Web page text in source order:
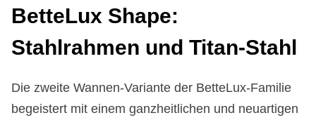
Bet­te­Lux Shape:
Stahl­rah­men und Ti­tan-Stahl
Die zweite Wannen-Variante der BetteLux-Familie
begeistert mit einem ganzheitlichen und neuartigen